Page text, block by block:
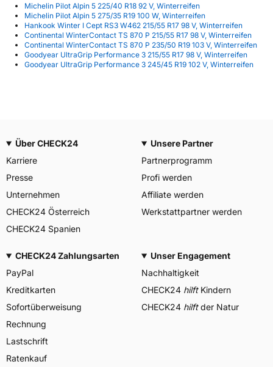
Michelin Pilot Alpin 5 225/40 R18 92 V, Winterreifen
Michelin Pilot Alpin 5 275/35 R19 100 W, Winterreifen
Hankook Winter I Cept RS3 W462 215/55 R17 98 V, Winterreifen
Continental WinterContact TS 870 P 215/55 R17 98 V, Winterreifen
Continental WinterContact TS 870 P 235/50 R19 103 V, Winterreifen
Goodyear UltraGrip Performance 3 215/55 R17 98 V, Winterreifen
Goodyear UltraGrip Performance 3 245/45 R19 102 V, Winterreifen
Über CHECK24
Karriere
Presse
Unternehmen
CHECK24 Österreich
CHECK24 Spanien
Unsere Partner
Partnerprogramm
Profi werden
Affiliate werden
Werkstattpartner werden
CHECK24 Zahlungsarten
PayPal
Kreditkarten
Sofortüberweisung
Rechnung
Lastschrift
Ratenkauf
Unser Engagement
Nachhaltigkeit
CHECK24 hilftKindern
CHECK24 hilftder Natur